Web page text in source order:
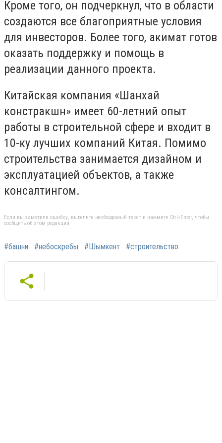
Кроме того, он подчеркнул, что в области
создаются все благоприятные условия
для инвесторов. Более того, акимат готов
оказать поддержку и помощь в
реализации данного проекта.
Китайская компания «Шанхай
констракшн» имеет 60-летний опыт
работы в строительной сфере и входит в
10-ку лучших компаний Китая. Помимо
строительства занимается дизайном и
эксплуатацией объектов, а также
консалтингом.
Если вы заметили ошибку, выделите необходимый текст и нажмите Ctrl+Enter, чтобы
сообщить об этом редакции
#башни #небоскребы #Шымкент #строительство